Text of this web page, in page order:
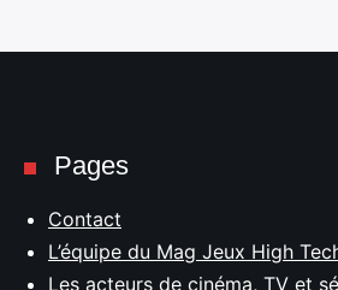
Pages
Contact
L’équipe du Mag Jeux High
Les acteurs de cinéma, TV et